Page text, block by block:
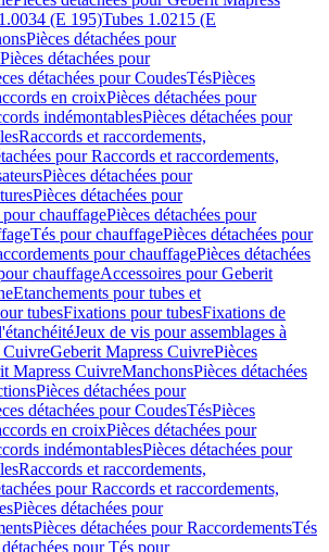
(E 195)Tubes 1.0215 (E
Pièces détachées pour
Pièces détachées pour
détachées pour CoudesTésPièces
en croixPièces détachées pour
indémontablesPièces détachées pour
Raccords et raccordements,
pour Raccords et raccordements,
Pièces détachées pour
Pièces détachées pour
chauffagePièces détachées pour
Tés pour chauffagePièces détachées pour
pour chauffagePièces détachées
chauffageAccessoires pour Geberit
Etanchements pour tubes et
tubesFixations pour tubesFixations de
Jeux de vis pour assemblages à
CuivreGeberit Mapress CuivrePièces
Mapress CuivreManchonsPièces détachées
Pièces détachées pour
détachées pour CoudesTésPièces
en croixPièces détachées pour
indémontablesPièces détachées pour
Raccords et raccordements,
pour Raccords et raccordements,
Pièces détachées pour
Pièces détachées pour RaccordementsTés
pour Tés pour